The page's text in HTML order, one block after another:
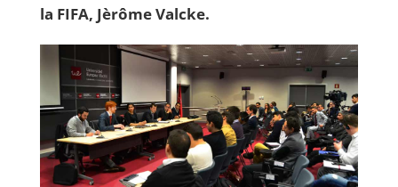
la FIFA, Jèrôme Valcke.